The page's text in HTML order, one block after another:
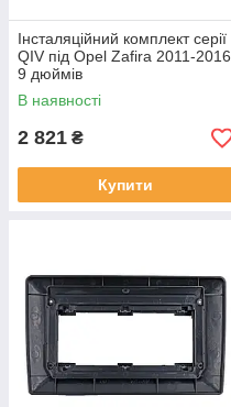
Інсталяційний комплект серії
QIV під Opel Zafira 2011-2016
9 дюймів
В наявності
2 821 ₴
Купити